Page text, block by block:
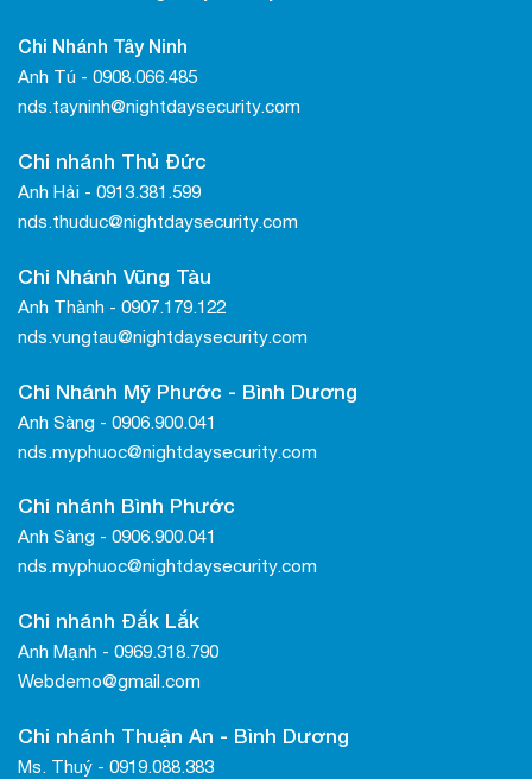
Chi Nhánh Tây Ninh
Anh Tú - 0908.066.485
nds.tayninh@nightdaysecurity.com
Chi nhánh Thủ Đức
Anh Hải - 0913.381.599
nds.thuduc@nightdaysecurity.com
Chi Nhánh Vũng Tàu
Anh Thành - 0907.179.122
nds.vungtau@nightdaysecurity.com
Chi Nhánh Mỹ Phước - Bình Dương
Anh Sàng - 0906.900.041
nds.myphuoc@nightdaysecurity.com
Chi nhánh Bình Phước
Anh Sàng - 0906.900.041
nds.myphuoc@nightdaysecurity.com
Chi nhánh Đắk Lắk
Anh Mạnh - 0969.318.790
Webdemo@gmail.com
Chi nhánh Thuận An - Bình Dương
Ms. Thuý - 0919.088.383